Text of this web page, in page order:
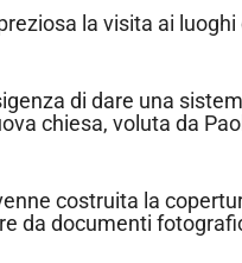
la visita ai
di dare una
chiesa, voluta da
costruita la
da documenti